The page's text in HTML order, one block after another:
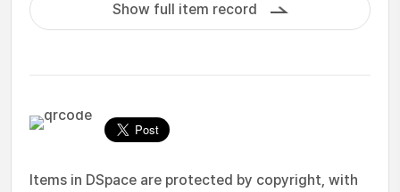
Show full item record
Items in DSpace are protected by copyright, with